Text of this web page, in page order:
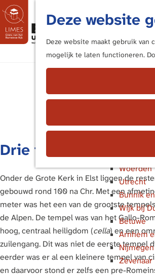
Deze website
Deze website maakt gebruik van
mogelijk te laten functioneren.
e
h
m
e
p
a
g
e
M
e
n
u
Bezoek
Luisteren
Leiden
Alphen
Woerden
Utrecht
Bunnik
Wijk bij
Betuwe
Arnhem
Zevenaar
Elst
Drie tempels
Onder de Grote Kerk in Elst liggen de
gebouwd rond 100 na Chr. Met een
meter was het een van de grootste
de Alpen. De tempel was van het Gallo-
hoog, centraal heiligdom (cella) en een
zuilengang. Dit was niet de eerste tempel
eerder was er al een kleinere tempel van
en daarvoor stond er zelfs een pre-